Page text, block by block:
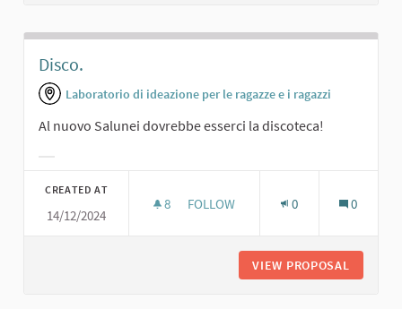
Disco.
Laboratorio di ideazione per le ragazze e i ragazzi
Al nuovo Salunei dovrebbe esserci la discoteca!
CREATED AT
14/12/2024
8 8 FOLLOWERS
FOLLOW 0 0
VIEW PROPOSAL